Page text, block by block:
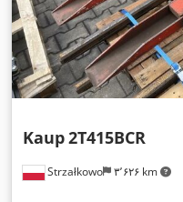
Strzałkowo ۳٬۶۲۶ km
Kaup2T415BCR